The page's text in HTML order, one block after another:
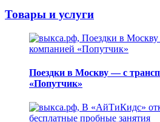
Товары и услуги
Поездки в Москву — с
«Попутчик»